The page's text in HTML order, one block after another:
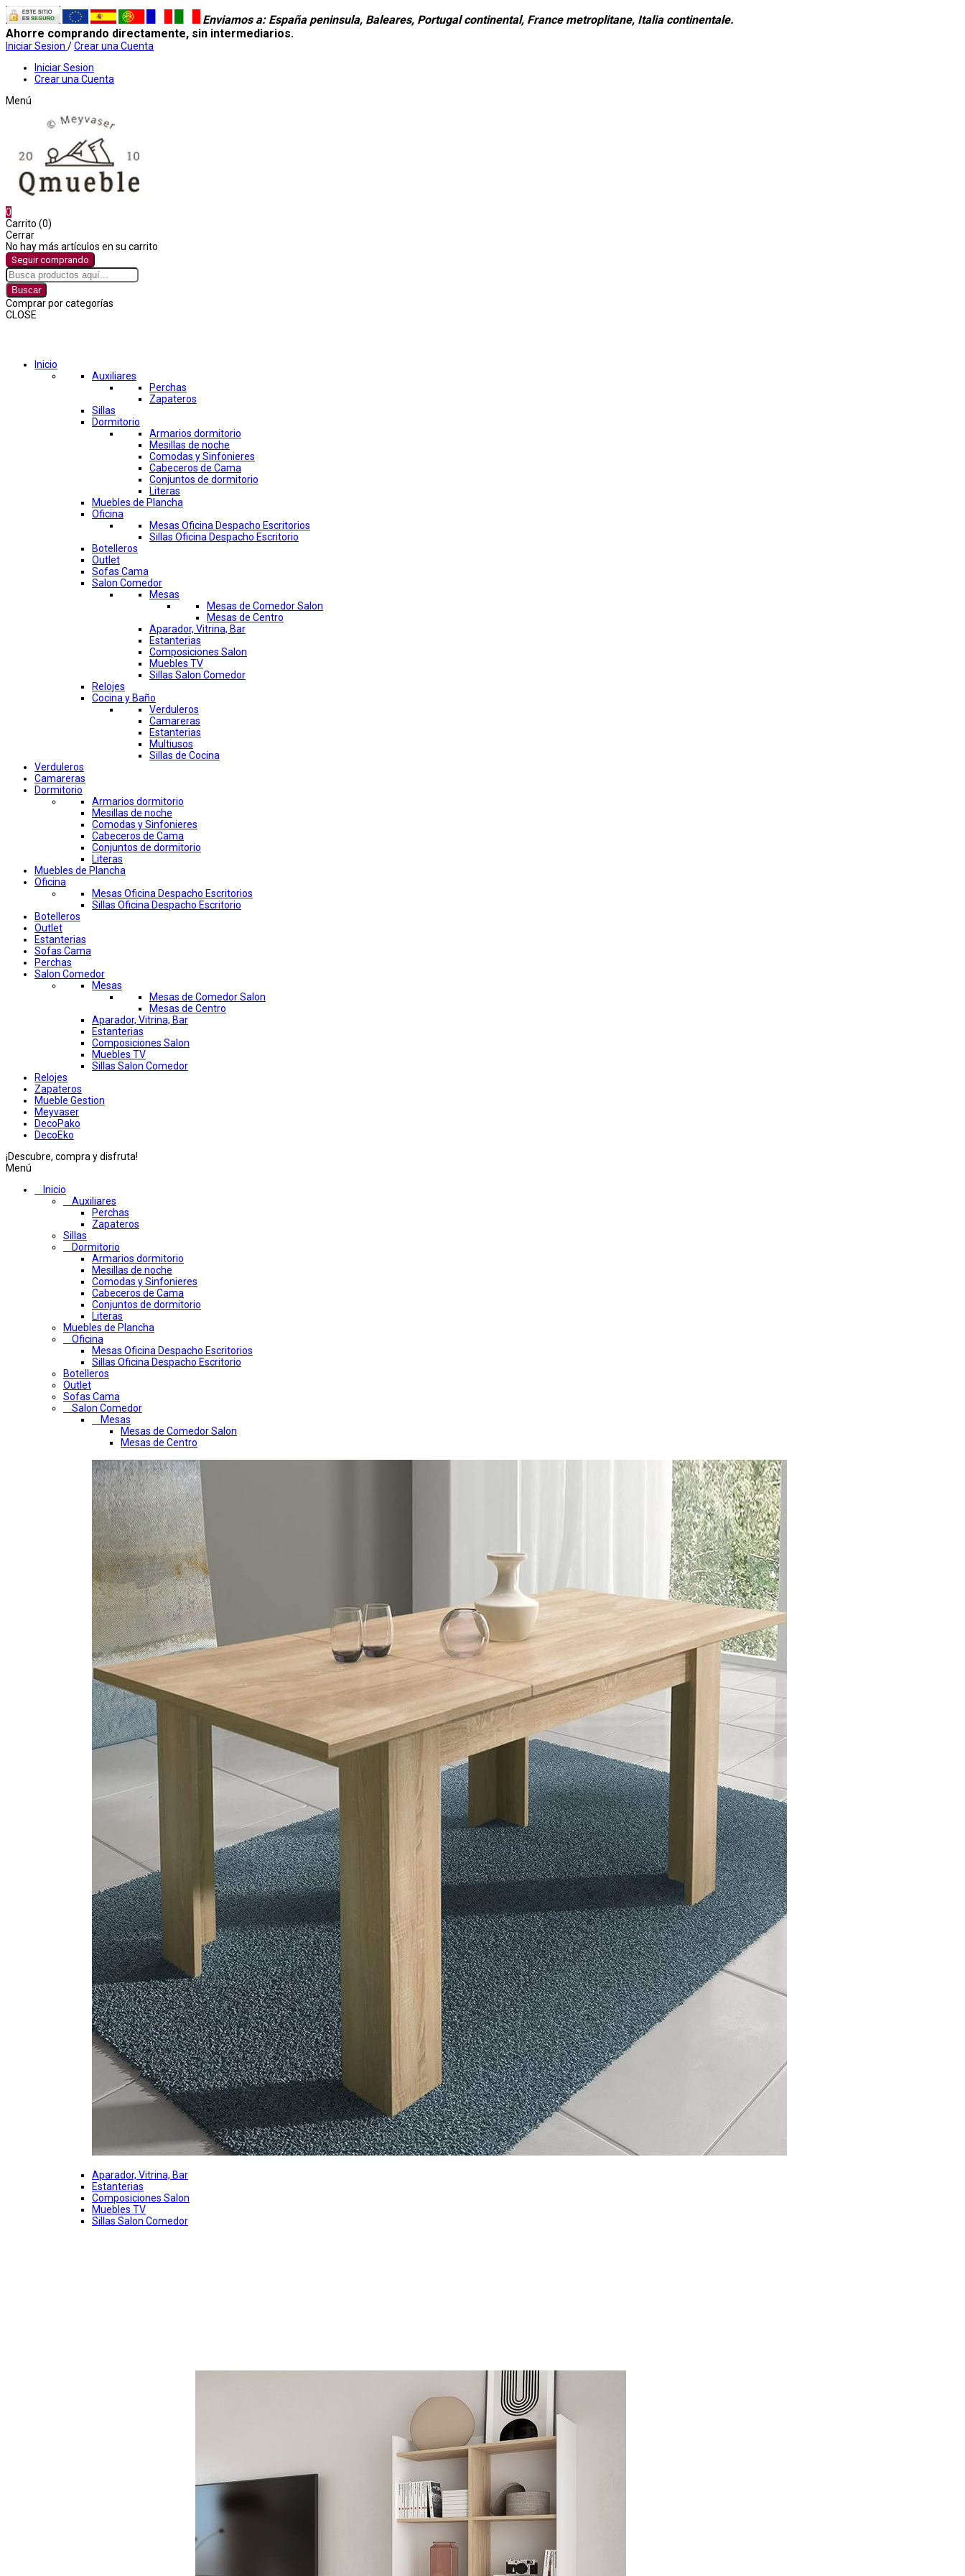
Enviamos a: España peninsula, Baleares, Portugal continental, France metroplitane, Italia continentale.
Ahorre comprando directamente, sin intermediarios.
Iniciar Sesion /Crear una Cuenta
Iniciar Sesion
Crear una Cuenta
Menú
0
Carrito (0)
Cerrar
No hay más artículos en su carrito
Seguir comprando
Buscar
Comprar por categorías
CLOSE
Inicio
Auxiliares
Perchas
Zapateros
Sillas
Dormitorio
Armarios dormitorio
Mesillas de noche
Comodas y Sinfonieres
Cabeceros de Cama
Conjuntos de dormitorio
Literas
Muebles de Plancha
Oficina
Mesas Oficina Despacho Escritorios
Sillas Oficina Despacho Escritorio
Botelleros
Outlet
Sofas Cama
Salon Comedor
Mesas
Mesas de Comedor Salon
Mesas de Centro
Aparador, Vitrina, Bar
Estanterias
Composiciones Salon
Muebles TV
Sillas Salon Comedor
Relojes
Cocina y Baño
Verduleros
Camareras
Estanterias
Multiusos
Sillas de Cocina
Verduleros
Camareras
Dormitorio
Armarios dormitorio
Mesillas de noche
Comodas y Sinfonieres
Cabeceros de Cama
Conjuntos de dormitorio
Literas
Muebles de Plancha
Oficina
Mesas Oficina Despacho Escritorios
Sillas Oficina Despacho Escritorio
Botelleros
Outlet
Estanterias
Sofas Cama
Perchas
Salon Comedor
Mesas
Mesas de Comedor Salon
Mesas de Centro
Aparador, Vitrina, Bar
Estanterias
Composiciones Salon
Muebles TV
Sillas Salon Comedor
Relojes
Zapateros
Mueble Gestion
Meyvaser
DecoPako
DecoEko
¡Descubre, compra y disfruta!
Menú
Inicio
Auxiliares
Perchas
Zapateros
Sillas
Dormitorio
Armarios dormitorio
Mesillas de noche
Comodas y Sinfonieres
Cabeceros de Cama
Conjuntos de dormitorio
Literas
Muebles de Plancha
Oficina
Mesas Oficina Despacho Escritorios
Sillas Oficina Despacho Escritorio
Botelleros
Outlet
Sofas Cama
Salon Comedor
Mesas
Mesas de Comedor Salon
Mesas de Centro
Aparador, Vitrina, Bar
Estanterias
Composiciones Salon
Muebles TV
Sillas Salon Comedor